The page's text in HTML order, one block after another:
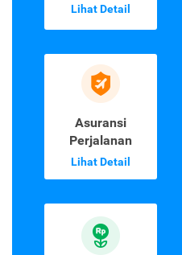
Lihat Detail
Asuransi
Perjalanan
Lihat Detail